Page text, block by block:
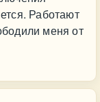
Работают
меня от